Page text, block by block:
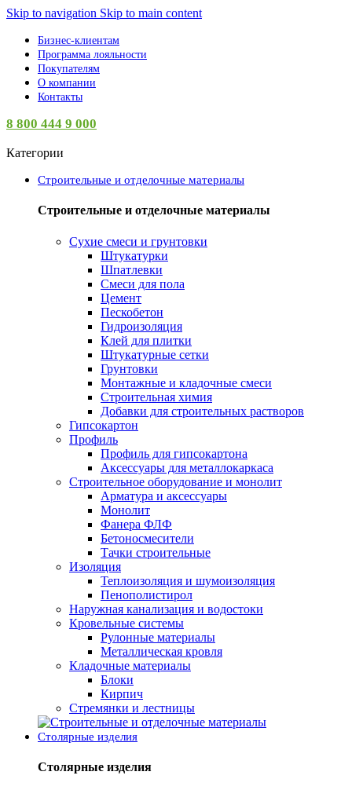
Skip to navigation Skip to main content
Бизнес-клиентам
Программа лояльности
Покупателям
О компании
Контакты
8 800 444 9 000
Категории
Строительные и отделочные материалы
Строительные и отделочные материалы
Сухие смеси и грунтовки
Штукатурки
Шпатлевки
Смеси для пола
Цемент
Пескобетон
Гидроизоляция
Клей для плитки
Штукатурные сетки
Грунтовки
Монтажные и кладочные смеси
Строительная химия
Добавки для строительных растворов
Гипсокартон
Профиль
Профиль для гипсокартона
Аксессуары для металлокаркаса
Строительное оборудование и монолит
Арматура и аксессуары
Монолит
Фанера ФЛФ
Бетоносмесители
Тачки строительные
Изоляция
Теплоизоляция и шумоизоляция
Пенополистирол
Наружная канализация и водостоки
Кровельные системы
Рулонные материалы
Металлическая кровля
Кладочные материалы
Блоки
Кирпич
Стремянки и лестницы
Столярные изделия
Столярные изделия